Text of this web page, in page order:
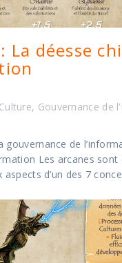
La déesse
Culture, Gouvernance de
gouvernance de
Les arcanes sont
aspects d’un des 7